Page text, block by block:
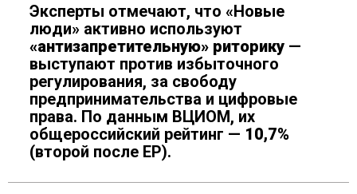
Эксперты отмечают, что «Новые
люди» активно используют
«антизапретительную» риторику —
выступают против избыточного
регулирования, за свободу
предпринимательства и цифровые
права. По данным ВЦИОМ, их
общероссийский рейтинг — 10,7%
(второй после ЕР).